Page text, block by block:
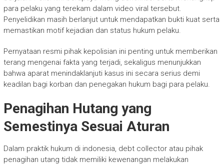
para pelaku yang terekam dalam video viral tersebut.
Penyelidikan masih berlanjut untuk mendapatkan bukti kuat serta
memastikan motif kejadian dan status hukum pelaku.
Pernyataan resmi pihak kepolisian ini penting untuk memberikan
terang mengenai fakta yang terjadi, sekaligus menunjukkan
bahwa aparat menindaklanjuti kasus ini secara serius demi
keadilan bagi korban dan penegakan hukum bagi para pelaku.
Penagihan Hutang yang
Semestinya Sesuai Aturan
Dalam praktik hukum di indonesia, debt collector atau pihak
penagihan utang tidak memiliki kewenangan melakukan